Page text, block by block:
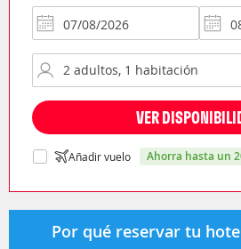
VER
Añadir vuelo ahorra hasta un
Por qué reservar tu